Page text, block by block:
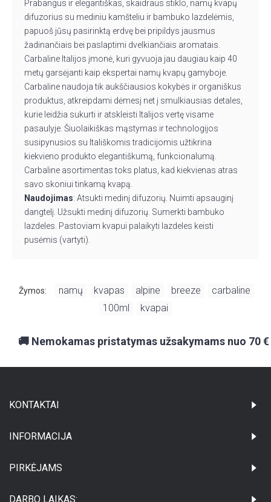
Prabangus ir elegantiškas, skaidraus stiklo, namų kvapų
difuzorius su mediniu kamšteliu ir bambuko lazdelėmis,
papuoš jūsų pasirinktą erdvę bei pripildys jausmus
žadinančiais bei paslaptimi dvelkiančiais aromatais.
Carbaline Italijos įmonė, kuri gyvuoja jau daugiau kaip 40
metų garsėjanti kaip ekspertai namų kvapų gamyboje.
Carbaline naudoja tik aukščiausios kokybės ir organiškus
produktus, atkreipdami dėmesį net į smulkiausias detales,
kurie leidžia sukurti ir atskleisti Italijos vertę visame
pasaulyje. Šiuolaikiškas mąstymas ir technologijos
susipynusios su Itališkomis tradicijomis užtikrina
kiekvieno produkto elegantiškumą, funkcionalumą.
Carbaline asortimentas toks platus, kad kiekvienas atras
savo skoniui tinkamą kvapą.
Naudojimas: Atsukti medinį difuzorių. Nuimti apsauginį
dangtelį. Užsukti medinį difuzorių. Sumerkti bambuko
lazdeles. Pastoviam kvapui palaikyti lazdeles keisti
pusėmis (vartyti).
Žymos: namų kvapas alpine breeze carbaline
100ml kvapai
🚚 Nemokamas pristatymas užsakymams nuo 70 €
KONTAKTAI
INFORMACIJA
PIRKĖJAMS
DARBO LAIKAS: